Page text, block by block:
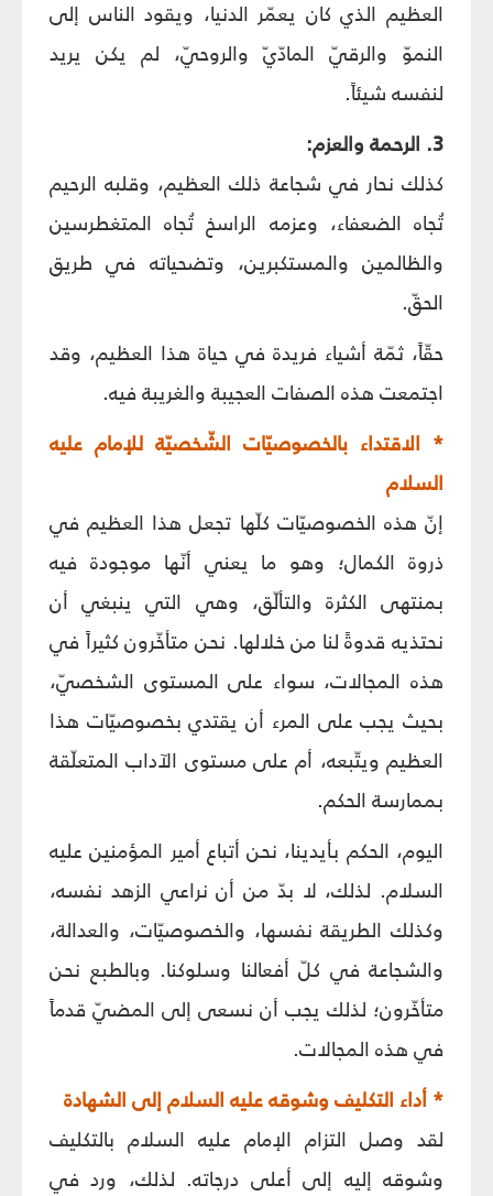
العظيم الذي كان يعمّر الدنيا، ويقود الناس إلى
النموّ والرقيّ المادّيّ والروحيّ، لم يكن يريد
لنفسه شيئاً.
3. الرحمة والعزم:
كذلك نحار في شجاعة ذلك العظيم، وقلبه الرحيم
تُجاه الضعفاء، وعزمه الراسخ تُجاه المتغطرسين
والظالمين والمستكبرين، وتضحياته في طريق
الحقّ.
حقّاً، ثمّة أشياء فريدة في حياة هذا العظيم، وقد
اجتمعت هذه الصفات العجيبة والغريبة فيه.
* الاقتداء بالخصوصيّات الشّخصيّة للإمام عليه
السلام
إنّ هذه الخصوصيّات كلّها تجعل هذا العظيم في
ذروة الكمال؛ وهو ما يعني أنّها موجودة فيه
بمنتهى الكثرة والتألّق، وهي التي ينبغي أن
نحتذيه قدوةً لنا من خلالها. نحن متأخّرون كثيراً في
هذه المجالات، سواء على المستوى الشخصيّ،
بحيث يجب على المرء أن يقتدي بخصوصيّات هذا
العظيم ويتّبعه، أم على مستوى الآداب المتعلّقة
بممارسة الحكم.
اليوم، الحكم بأيدينا، نحن أتباع أمير المؤمنين عليه
السلام. لذلك، لا بدّ من أن نراعي الزهد نفسه،
وكذلك الطريقة نفسها، والخصوصيّات، والعدالة،
والشجاعة في كلّ أفعالنا وسلوكنا. وبالطبع نحن
متأخّرون؛ لذلك يجب أن نسعى إلى المضيّ قدماً
في هذه المجالات.
* أداء التكليف وشوقه عليه السلام إلى الشهادة
لقد وصل التزام الإمام عليه السلام بالتكليف
وشوقه إليه إلى أعلى درجاته. لذلك، ورد في